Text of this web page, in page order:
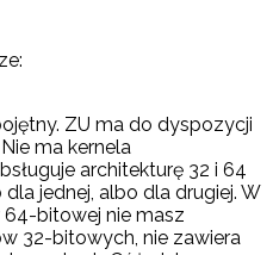
ZU ma do dyspozycji
ma kernela
architekturę 32 i 64
jednej, albo dla drugiej. W
bitowej nie masz
32-bitowych, nie zawiera